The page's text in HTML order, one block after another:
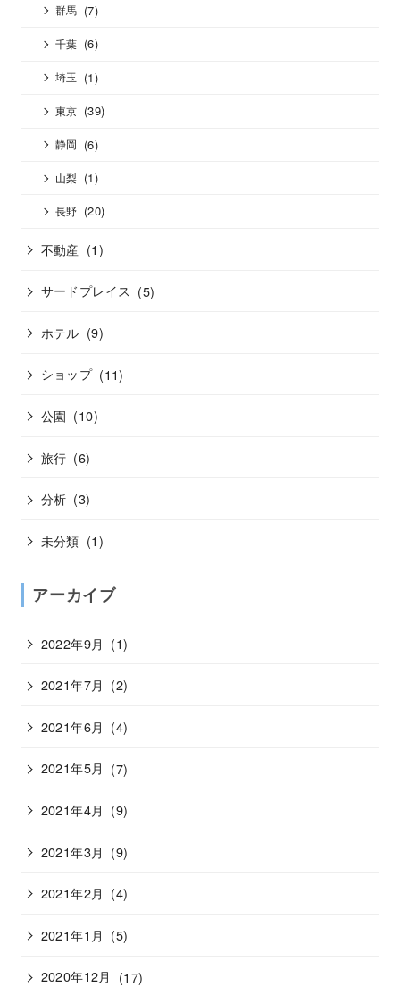
群馬 (7)
千葉 (6)
埼玉 (1)
東京 (39)
静岡 (6)
山梨 (1)
長野 (20)
不動産 (1)
サードプレイス (5)
ホテル (9)
ショップ (11)
公園 (10)
旅行 (6)
分析 (3)
未分類 (1)
アーカイブ
2022年9月 (1)
2021年7月 (2)
2021年6月 (4)
2021年5月 (7)
2021年4月 (9)
2021年3月 (9)
2021年2月 (4)
2021年1月 (5)
2020年12月 (17)